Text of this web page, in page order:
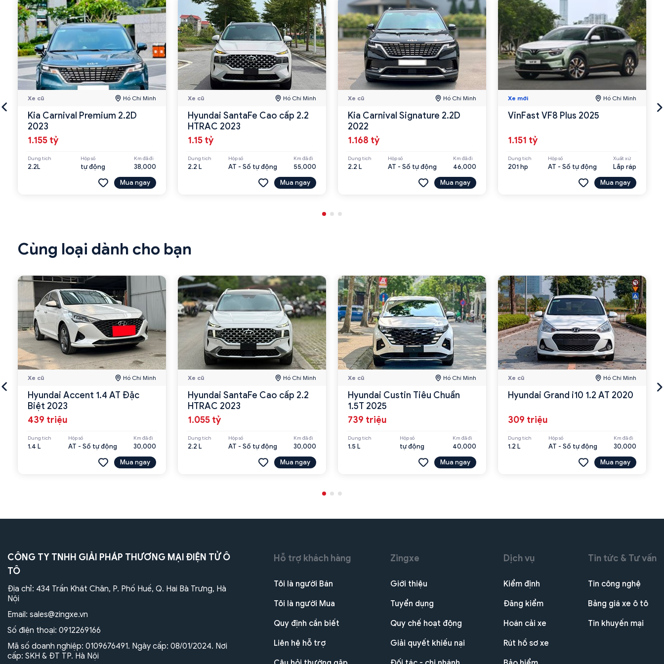
Xe cũ Hồ Chí Minh
Kia Carnival Premium 2.2D
2023
1.155 tỷ
Dung tích
2.2L
Hộp số
tự động
Km đã đi
38,000
Mua ngay
Xe cũ Hồ Chí Minh
Hyundai SantaFe Cao cấp 2.2
HTRAC 2023
1.15 tỷ
Dung tích
2.2 L
Hộp số
AT - Số tự động
Km đã đi
55,000
Mua ngay
Xe cũ Hồ Chí Minh
Kia Carnival Signature 2.2D
2022
1.168 tỷ
Dung tích
2.2 L
Hộp số
AT - Số tự động
Km đã đi
46,000
Mua ngay
Xe mới Hồ Chí Minh
VinFast VF8 Plus 2025
1.151 tỷ
Dung tích
201 hp
Hộp số
AT - Số tự động
Xuất xứ
Lắp ráp
Mua ngay
Cùng loại dành cho bạn
Xe cũ Hồ Chí Minh
Hyundai Accent 1.4 AT Đặc
Biệt 2023
439 triệu
Dung tích
1.4 L
Hộp số
AT - Số tự động
Km đã đi
30,000
Mua ngay
Xe cũ Hồ Chí Minh
Hyundai SantaFe Cao cấp 2.2
HTRAC 2023
1.055 tỷ
Dung tích
2.2 L
Hộp số
AT - Số tự động
Km đã đi
30,000
Mua ngay
Xe cũ Hồ Chí Minh
Hyundai Custin Tiêu Chuẩn
1.5T 2025
739 triệu
Dung tích
1.5 L
Hộp số
tự động
Km đã đi
40,000
Mua ngay
Xe cũ Hồ Chí Minh
Hyundai Grand i10 1.2 AT 2020
309 triệu
Dung tích
1.2 L
Hộp số
AT - Số tự động
Km đã đi
30,000
Mua ngay
CÔNG TY TNHH GIẢI PHÁP THƯƠNG MẠI ĐIỆN TỬ Ô
TÔ
Địa chỉ: 434 Trần Khát Chân, P. Phố Huế, Q. Hai Bà Trưng, Hà
Nội
Email: sales@zingxe.vn
Số điện thoại: 0912269166
Mã số doanh nghiệp: 0109676491. Ngày cấp: 08/01/2024. Nơi
cấp: SKH & ĐT TP. Hà Nội
Hỗ trợ khách hàng
Tôi là người Bán
Tôi là người Mua
Quy định cần biết
Liên hệ hỗ trợ
Zingxe
Giới thiệu
Tuyển dụng
Quy chế hoạt động
Giải quyết khiếu nại
Dịch vụ
Kiểm định
Đăng kiểm
Hoán cải xe
Rút hồ sơ xe
Tin tức & Tư vấn
Tin công nghệ
Bảng giá xe ô tô
Tin khuyến mại